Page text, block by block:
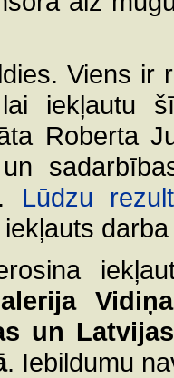
Viens ir
iekļautu
Roberta
Lūdzu
un
. Iebildumu